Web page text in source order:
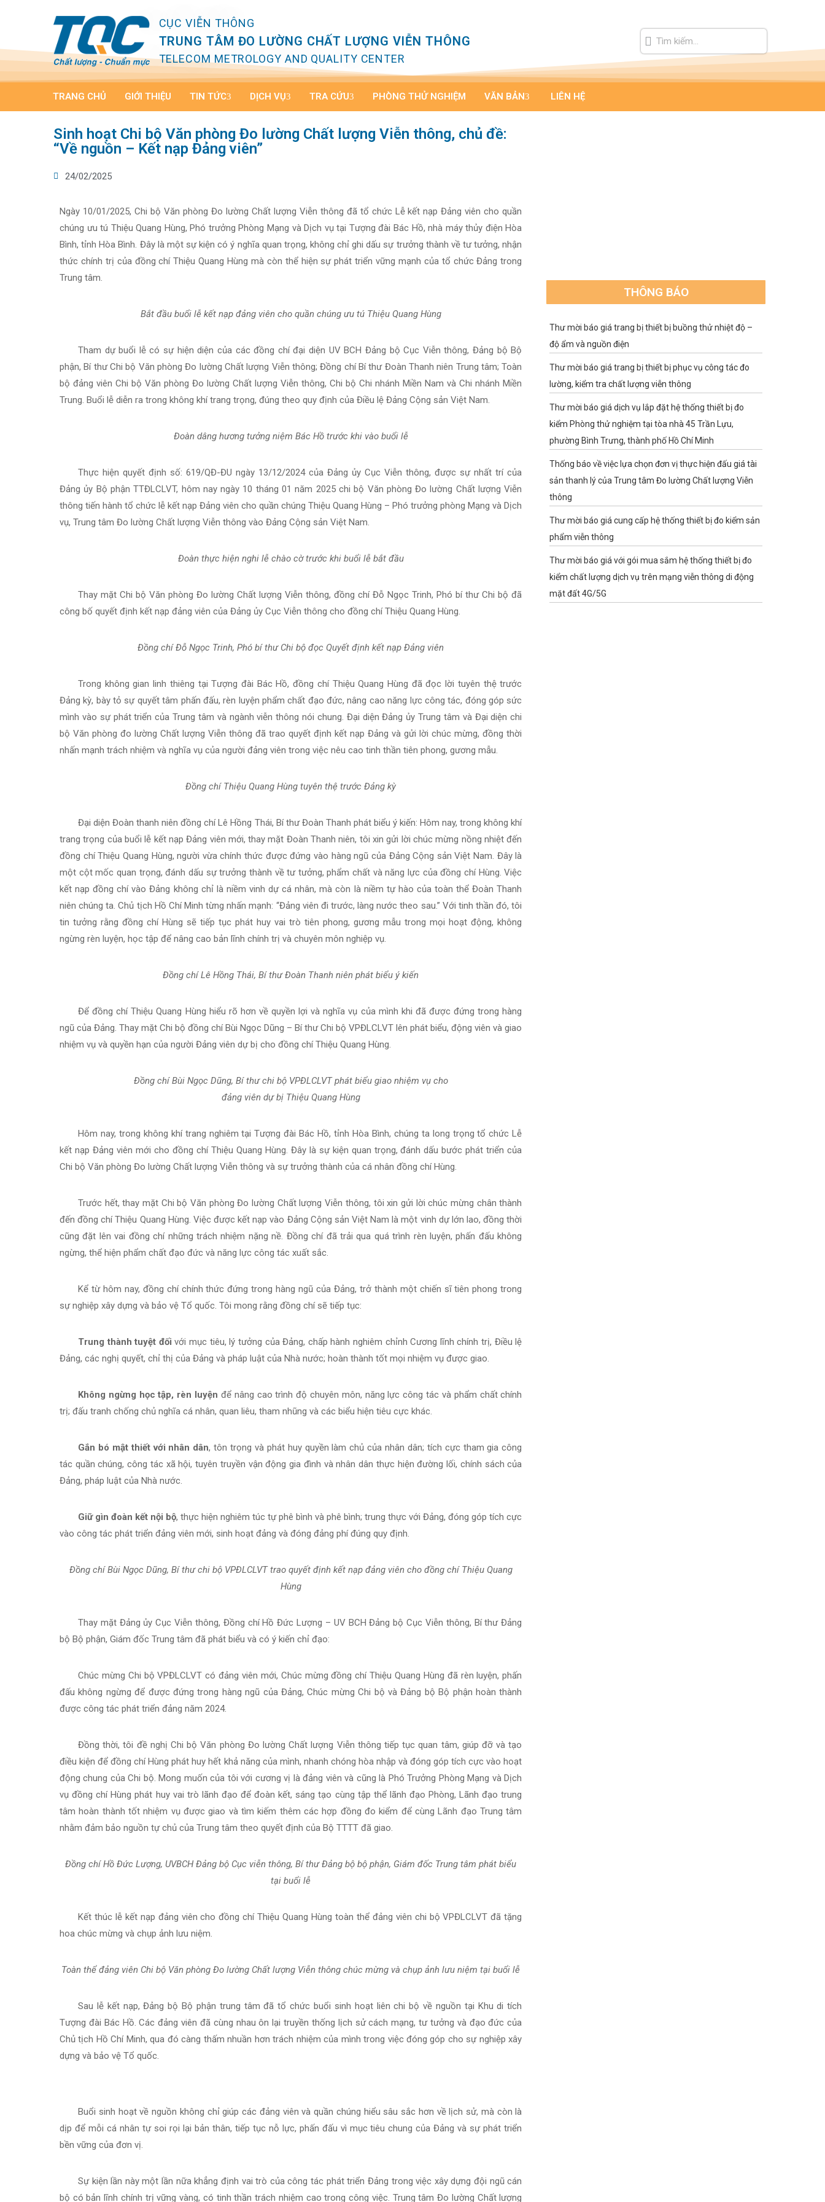
CỤC VIỄN THÔNG
TRUNG TÂM ĐO LƯỜNG CHẤT LƯỢNG VIỄN THÔNG
TELECOM METROLOGY AND QUALITY CENTER
TRANG CHỦ GIỚI THIỆU TIN TỨC DỊCH VỤ TRA CỨU PHÒNG THỬ NGHIỆM VĂN BẢN LIÊN HỆ
Sinh hoạt Chi bộ Văn phòng Đo lường Chất lượng Viễn thông, chủ đề:
“Về nguồn – Kết nạp Đảng viên”
24/02/2025
Ngày 10/01/2025, Chi bộ Văn phòng Đo lường Chất lượng Viễn thông đã tổ chức Lễ kết nạp Đảng viên cho quần
chúng ưu tú Thiệu Quang Hùng, Phó trưởng Phòng Mạng và Dịch vụ tại Tượng đài Bác Hồ, nhà máy thủy điện Hòa
Bình, tỉnh Hòa Bình. Đây là một sự kiện có ý nghĩa quan trọng, không chỉ ghi dấu sự trưởng thành về tư tưởng, nhận
thức chính trị của đồng chí Thiệu Quang Hùng mà còn thể hiện sự phát triển vững mạnh của tổ chức Đảng trong
Trung tâm.
Bắt đầu buổi lễ kết nạp đảng viên cho quần chúng ưu tú Thiệu Quang Hùng
Tham dự buổi lễ có sự hiện diện của các đồng chí đại diện UV BCH Đảng bộ Cục Viễn thông, Đảng bộ Bộ
phận, Bí thư Chi bộ Văn phòng Đo lường Chất lượng Viễn thông; Đồng chí Bí thư Đoàn Thanh niên Trung tâm; Toàn
bộ đảng viên Chi bộ Văn phòng Đo lường Chất lượng Viễn thông, Chi bộ Chi nhánh Miền Nam và Chi nhánh Miền
Trung. Buổi lễ diễn ra trong không khí trang trọng, đúng theo quy định của Điều lệ Đảng Cộng sản Việt Nam.
Đoàn dâng hương tưởng niệm Bác Hồ trước khi vào buổi lễ
Thực hiện quyết định số: 619/QĐ-ĐU ngày 13/12/2024 của Đảng ủy Cục Viễn thông, được sự nhất trí của
Đảng ủy Bộ phận TTĐLCLVT, hôm nay ngày 10 tháng 01 năm 2025 chi bộ Văn phòng Đo lường Chất lượng Viễn
thông tiến hành tổ chức lễ kết nạp Đảng viên cho quần chúng Thiệu Quang Hùng – Phó trưởng phòng Mạng và Dịch
vụ, Trung tâm Đo lường Chất lượng Viễn thông vào Đảng Cộng sản Việt Nam.
Đoàn thực hiện nghi lễ chào cờ trước khi buổi lễ bắt đầu
Thay mặt Chi bộ Văn phòng Đo lường Chất lượng Viễn thông, đồng chí Đỗ Ngọc Trinh, Phó bí thư Chi bộ đã
công bố quyết định kết nạp đảng viên của Đảng ủy Cục Viễn thông cho đồng chí Thiệu Quang Hùng.
Đồng chí Đỗ Ngọc Trinh, Phó bí thư Chi bộ đọc Quyết định kết nạp Đảng viên
Trong không gian linh thiêng tại Tượng đài Bác Hồ, đồng chí Thiệu Quang Hùng đã đọc lời tuyên thệ trước
Đảng kỳ, bày tỏ sự quyết tâm phấn đấu, rèn luyện phẩm chất đạo đức, nâng cao năng lực công tác, đóng góp sức
mình vào sự phát triển của Trung tâm và ngành viễn thông nói chung. Đại diện Đảng ủy Trung tâm và Đại diện chi
bộ Văn phòng đo lường Chất lượng Viễn thông đã trao quyết định kết nạp Đảng và gửi lời chúc mừng, đồng thời
nhấn mạnh trách nhiệm và nghĩa vụ của người đảng viên trong việc nêu cao tinh thần tiên phong, gương mẫu.
Đồng chí Thiệu Quang Hùng tuyên thệ trước Đảng kỳ
Đại diện Đoàn thanh niên đồng chí Lê Hồng Thái, Bí thư Đoàn Thanh phát biểu ý kiến: Hôm nay, trong không khí
trang trọng của buổi lễ kết nạp Đảng viên mới, thay mặt Đoàn Thanh niên, tôi xin gửi lời chúc mừng nồng nhiệt đến
đồng chí Thiệu Quang Hùng, người vừa chính thức được đứng vào hàng ngũ của Đảng Cộng sản Việt Nam. Đây là
một cột mốc quan trọng, đánh dấu sự trưởng thành về tư tưởng, phẩm chất và năng lực của đồng chí Hùng. Việc
kết nạp đồng chí vào Đảng không chỉ là niềm vinh dự cá nhân, mà còn là niềm tự hào của toàn thể Đoàn Thanh
niên chúng ta. Chủ tịch Hồ Chí Minh từng nhấn mạnh: “Đảng viên đi trước, làng nước theo sau.” Với tinh thần đó, tôi
tin tưởng rằng đồng chí Hùng sẽ tiếp tục phát huy vai trò tiên phong, gương mẫu trong mọi hoạt động, không
ngừng rèn luyện, học tập để nâng cao bản lĩnh chính trị và chuyên môn nghiệp vụ.
Đồng chí Lê Hồng Thái, Bí thư Đoàn Thanh niên phát biểu ý kiến
Để đồng chí Thiệu Quang Hùng hiểu rõ hơn về quyền lợi và nghĩa vụ của mình khi đã được đứng trong hàng
ngũ của Đảng. Thay mặt Chi bộ đồng chí Bùi Ngọc Dũng – Bí thư Chi bộ VPĐLCLVT lên phát biểu, động viên và giao
nhiệm vụ và quyền hạn của người Đảng viên dự bị cho đồng chí Thiệu Quang Hùng.
Đồng chí Bùi Ngọc Dũng, Bí thư chi bộ VPĐLCLVT phát biểu giao nhiệm vụ cho
đảng viên dự bị Thiệu Quang Hùng
Hôm nay, trong không khí trang nghiêm tại Tượng đài Bác Hồ, tỉnh Hòa Bình, chúng ta long trọng tổ chức Lễ
kết nạp Đảng viên mới cho đồng chí Thiệu Quang Hùng. Đây là sự kiện quan trọng, đánh dấu bước phát triển của
Chi bộ Văn phòng Đo lường Chất lượng Viễn thông và sự trưởng thành của cá nhân đồng chí Hùng.
Trước hết, thay mặt Chi bộ Văn phòng Đo lường Chất lượng Viễn thông, tôi xin gửi lời chúc mừng chân thành
đến đồng chí Thiệu Quang Hùng. Việc được kết nạp vào Đảng Cộng sản Việt Nam là một vinh dự lớn lao, đồng thời
cũng đặt lên vai đồng chí những trách nhiệm nặng nề. Đồng chí đã trải qua quá trình rèn luyện, phấn đấu không
ngừng, thể hiện phẩm chất đạo đức và năng lực công tác xuất sắc.
Kể từ hôm nay, đồng chí chính thức đứng trong hàng ngũ của Đảng, trở thành một chiến sĩ tiên phong trong
sự nghiệp xây dựng và bảo vệ Tổ quốc. Tôi mong rằng đồng chí sẽ tiếp tục:
Trung thành tuyệt đối với mục tiêu, lý tưởng của Đảng, chấp hành nghiêm chỉnh Cương lĩnh chính trị, Điều lệ
Đảng, các nghị quyết, chỉ thị của Đảng và pháp luật của Nhà nước; hoàn thành tốt mọi nhiệm vụ được giao.
Không ngừng học tập, rèn luyện để nâng cao trình độ chuyên môn, năng lực công tác và phẩm chất chính
trị; đấu tranh chống chủ nghĩa cá nhân, quan liêu, tham nhũng và các biểu hiện tiêu cực khác.
Gắn bó mật thiết với nhân dân, tôn trọng và phát huy quyền làm chủ của nhân dân; tích cực tham gia công
tác quần chúng, công tác xã hội, tuyên truyền vận động gia đình và nhân dân thực hiện đường lối, chính sách của
Đảng, pháp luật của Nhà nước.
Giữ gìn đoàn kết nội bộ, thực hiện nghiêm túc tự phê bình và phê bình; trung thực với Đảng, đóng góp tích cực
vào công tác phát triển đảng viên mới, sinh hoạt đảng và đóng đảng phí đúng quy định.
Đồng chí Bùi Ngọc Dũng, Bí thư chi bộ VPĐLCLVT trao quyết định kết nạp đảng viên cho đồng chí Thiệu Quang
Hùng
Thay mặt Đảng ủy Cục Viễn thông, Đồng chí Hồ Đức Lượng – UV BCH Đảng bộ Cục Viễn thông, Bí thư Đảng
bộ Bộ phận, Giám đốc Trung tâm đã phát biểu và có ý kiến chỉ đạo:
Chúc mừng Chi bộ VPĐLCLVT có đảng viên mới, Chúc mừng đồng chí Thiệu Quang Hùng đã rèn luyện, phấn
đấu không ngừng để được đứng trong hàng ngũ của Đảng, Chúc mừng Chi bộ và Đảng bộ Bộ phận hoàn thành
được công tác phát triển đảng năm 2024.
Đồng thời, tôi đề nghị Chi bộ Văn phòng Đo lường Chất lượng Viễn thông tiếp tục quan tâm, giúp đỡ và tạo
điều kiện để đồng chí Hùng phát huy hết khả năng của mình, nhanh chóng hòa nhập và đóng góp tích cực vào hoạt
động chung của Chi bộ. Mong muốn của tôi với cương vị là đảng viên và cũng là Phó Trưởng Phòng Mạng và Dịch
vụ đồng chí Hùng phát huy vai trò lãnh đạo để đoàn kết, sáng tạo cùng tập thể lãnh đạo Phòng, Lãnh đạo trung
tâm hoàn thành tốt nhiệm vụ được giao và tìm kiếm thêm các hợp đồng đo kiểm để cùng Lãnh đạo Trung tâm
nhằm đảm bảo nguồn tự chủ của Trung tâm theo quyết định của Bộ TTTT đã giao.
Đồng chí Hồ Đức Lượng, UVBCH Đảng bộ Cục viễn thông, Bí thư Đảng bộ bộ phận, Giám đốc Trung tâm phát biểu
tại buổi lễ
Kết thúc lễ kết nạp đảng viên cho đồng chí Thiệu Quang Hùng toàn thể đảng viên chi bộ VPĐLCLVT đã tặng
hoa chúc mừng và chụp ảnh lưu niệm.
Toàn thể đảng viên Chi bộ Văn phòng Đo lường Chất lượng Viễn thông chúc mừng và chụp ảnh lưu niệm tại buổi lễ
Sau lễ kết nạp, Đảng bộ Bộ phận trung tâm đã tổ chức buổi sinh hoạt liên chi bộ về nguồn tại Khu di tích
Tượng đài Bác Hồ. Các đảng viên đã cùng nhau ôn lại truyền thống lịch sử cách mạng, tư tưởng và đạo đức của
Chủ tịch Hồ Chí Minh, qua đó càng thấm nhuần hơn trách nhiệm của mình trong việc đóng góp cho sự nghiệp xây
dựng và bảo vệ Tổ quốc.
Buổi sinh hoạt về nguồn không chỉ giúp các đảng viên và quần chúng hiểu sâu sắc hơn về lịch sử, mà còn là
dịp để mỗi cá nhân tự soi rọi lại bản thân, tiếp tục nỗ lực, phấn đấu vì mục tiêu chung của Đảng và sự phát triển
bền vững của đơn vị.
Sự kiện lần này một lần nữa khẳng định vai trò của công tác phát triển Đảng trong việc xây dựng đội ngũ cán
bộ có bản lĩnh chính trị vững vàng, có tinh thần trách nhiệm cao trong công việc. Trung tâm Đo lường Chất lượng
THÔNG BÁO
Thư mời báo giá trang bị thiết bị buồng thử nhiệt độ –
độ ẩm và nguồn điện
Thư mời báo giá trang bị thiết bị phục vụ công tác đo
lường, kiểm tra chất lượng viễn thông
Thư mời báo giá dịch vụ lắp đặt hệ thống thiết bị đo
kiểm Phòng thử nghiệm tại tòa nhà 45 Trần Lựu,
phường Bình Trưng, thành phố Hồ Chí Minh
Thống báo về việc lựa chọn đơn vị thực hiện đấu giá tài
sản thanh lý của Trung tâm Đo lường Chất lượng Viễn
thông
Thư mời báo giá cung cấp hệ thống thiết bị đo kiểm sản
phẩm viễn thông
Thư mời báo giá với gói mua sắm hệ thống thiết bị đo
kiểm chất lượng dịch vụ trên mạng viễn thông di động
mặt đất 4G/5G